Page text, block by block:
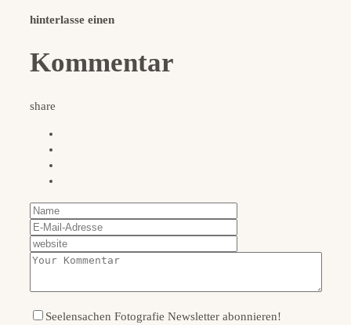
hinterlasse einen
Kommentar
share
Seelensachen Fotografie Newsletter abonnieren!